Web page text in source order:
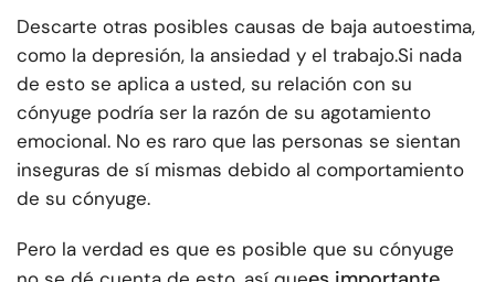
Descarte otras posibles causas de baja autoestima,
como la depresión, la ansiedad y el trabajo.Si nada
de esto se aplica a usted, su relación con su
cónyuge podría ser la razón de su agotamiento
emocional. No es raro que las personas se sientan
inseguras de sí mismas debido al comportamiento
de su cónyuge.
Pero la verdad es que es posible que su cónyuge